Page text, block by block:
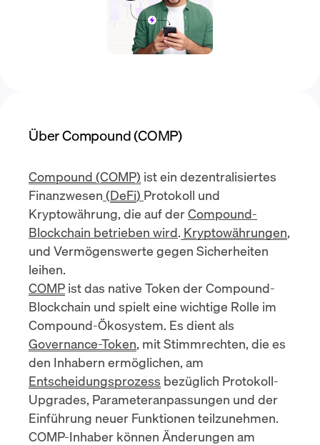
Über Compound (COMP)
Compound (COMP) ist ein dezentralisiertes
Finanzwesen (DeFi) Protokoll und
Kryptowährung, die auf derCompound-
Blockchain betrieben wird. Kryptowährungen,
und Vermögenswerte gegen Sicherheiten
leihen.
COMP ist das native Token der Compound-
Blockchain und spielt eine wichtige Rolle im
Compound-Ökosystem. Es dient als
Governance-Token, mit Stimmrechten, die es
den Inhabern ermöglichen, am
Entscheidungsprozess bezüglich Protokoll-
Upgrades, Parameteranpassungen und der
Einführung neuer Funktionen teilzunehmen.
COMP-Inhaber können Änderungen am